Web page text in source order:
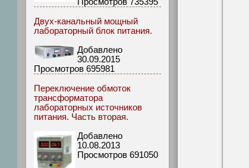
Просмотров 735395
Двух-канальный мощный
лабораторный блок питания.
Добавлено
30.09.2015
Просмотров 695981
Переключение обмоток
трансформатора
лабораторных источников
питания. Часть вторая.
Добавлено
10.08.2013
Просмотров 691050